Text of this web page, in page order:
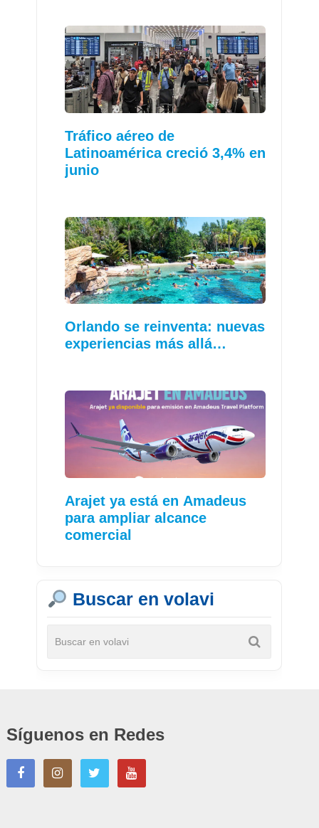
Tráfico aéreo de
Latinoamérica creció 3,4% en
junio
Orlando se reinventa: nuevas
experiencias más allá…
Arajet ya está en Amadeus
para ampliar alcance
comercial
Buscar en volavi
Síguenos en Redes